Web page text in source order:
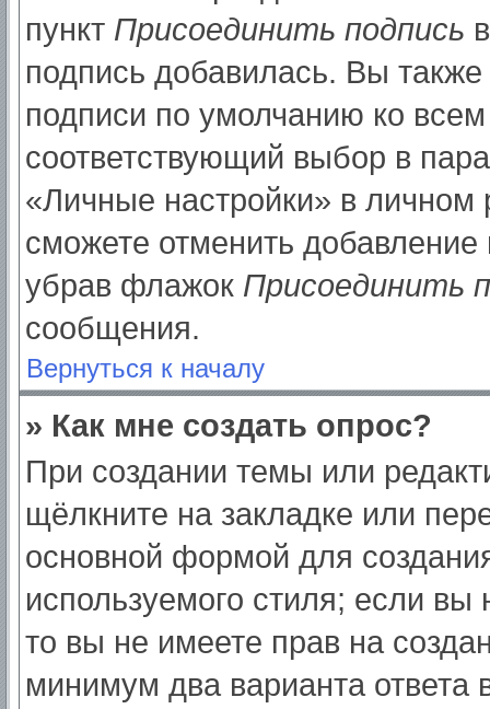
пункт Присоединить подпись
подпись добавилась. Вы
подписи по умолчанию ко
соответствующий выбор в
«Личные настройки» в
сможете отменить
убрав флажок Присоединить
сообщения.
Вернуться к началу
» Как мне создать опрос?
При создании темы или
щёлкните на закладке или
основной формой для
используемого стиля; если
то вы не имеете прав на
минимум два варианта ответа